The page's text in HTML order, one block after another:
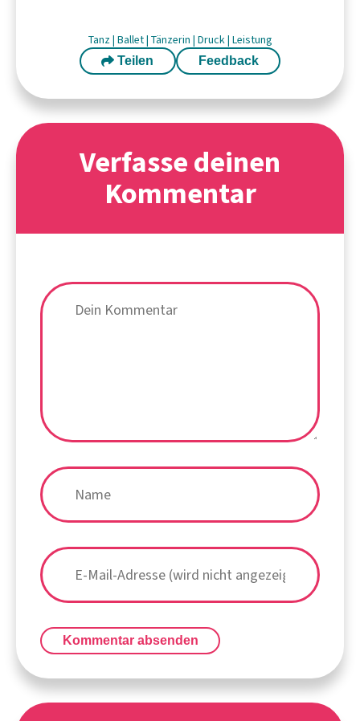
Tanz| Ballet| Tänzerin | Druck| Leistung
Teilen Feedback
Verfasse deinen
Kommentar
Kommentar absenden